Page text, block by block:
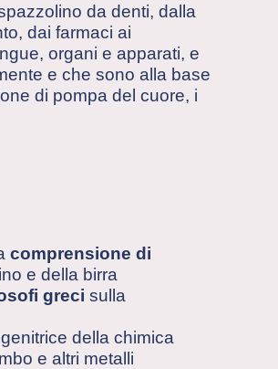
da denti, dalla
dai farmaci ai
organi e apparati, e
e che sono alla base
di pompa del cuore, i
comprensione di
e della birra
greci sulla
della chimica
e altri metalli